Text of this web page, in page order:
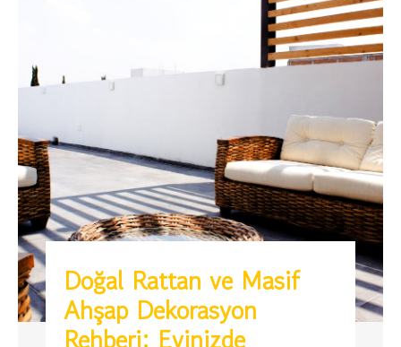
Doğal Rattan ve Masif
Ahşap Dekorasyon